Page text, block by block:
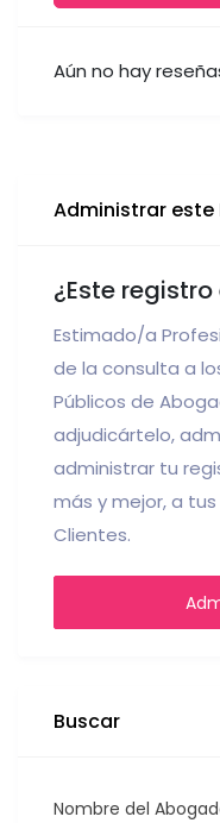
Aún no hay
Administrar este
¿Este
Estimado/a
de la consulta a
Públicos de
adjudicártelo,
administrar tu
más y mejor, a
Clientes.
Buscar
Nombre del